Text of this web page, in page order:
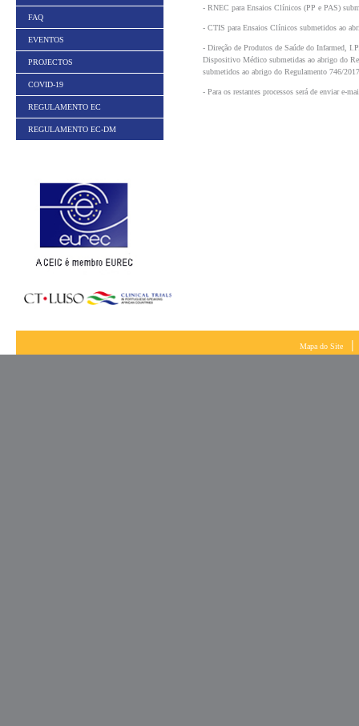
FAQ
EVENTOS
PROJECTOS
COVID-19
REGULAMENTO EC
REGULAMENTO EC-DM
- RNEC para Ensaios Clínicos (PP e PAS)
- CTIS para Ensaios Clínicos submetidos ao
- Direção de Produtos de Saúde do Infarmed,
Dispositivo Médico submetidas ao abrigo do
submetidos ao abrigo do Regulamento 746/
- Para os restantes processos será de enviar e-
Mapa do Site |